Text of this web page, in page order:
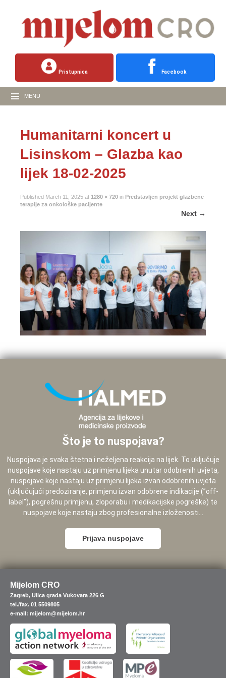
Pristupnica Facebook
MENU
Humanitarni koncert u
Lisinskom – Glazba kao
lijek 18-02-2025
Published March 11, 2025 at 1280 × 720 in Predstavljen projekt glazbene
terapije za onkološke pacijente
Next →
Što je to nuspojava?
Nuspojava je svaka štetna i neželjena reakcija na lijek. To uključuje
nuspojave koje nastaju uz primjenu lijeka unutar odobrenih uvjeta,
nuspojave koje nastaju uz primjenu lijeka izvan odobrenih uvjeta
(uključujući predoziranje, primjenu izvan odobrene indikacije (”off-
label”), pogrešnu primjenu, zloporabu i medikacijske pogreške) te
nuspojave koje nastaju zbog profesionalne izloženosti...
Prijava nuspojave
Mijelom CRO
Zagreb, Ulica grada Vukovara 226 G
tel./fax. 01 5509805
e-mail: mijelom@mijelom.hr